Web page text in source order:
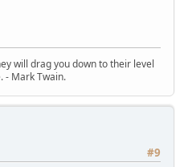
will drag you down to their level
- Mark Twain.
#9